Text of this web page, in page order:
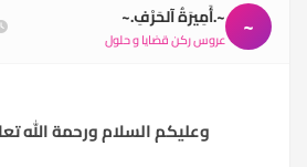
~ ~.أَمِيرَةُ آلحَرْفِ.~
عروس ركن قضايا و حلول
وعليكم السلام ورحمة الله